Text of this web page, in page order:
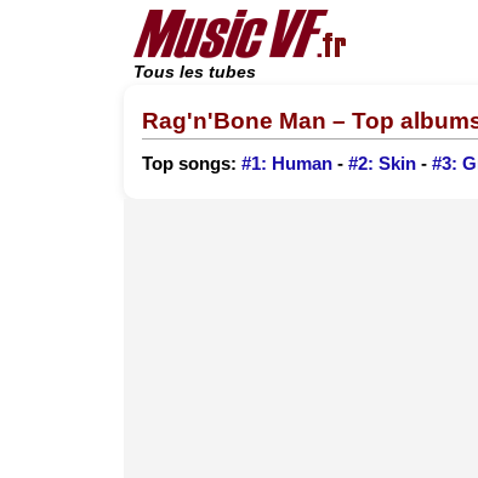
Tous les tubes
Rag'n'Bone Man – Top
Top songs: #1: Human - #2: Skin - #3: